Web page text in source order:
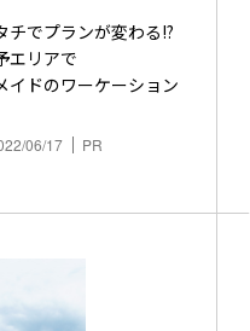
チでプランが変わる!?
エリアで
イドのワーケーション
06/17 PR